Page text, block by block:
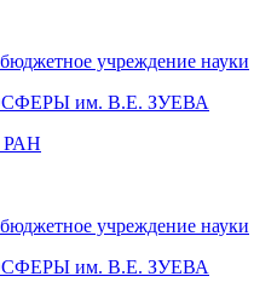
учреждение науки
им. В.Е. ЗУЕВА
учреждение науки
им. В.Е. ЗУЕВА